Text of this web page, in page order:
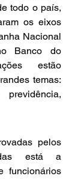
todo o país,
os eixos
Nacional
Banco do
estão
temas:
pelos
está a
funcionários